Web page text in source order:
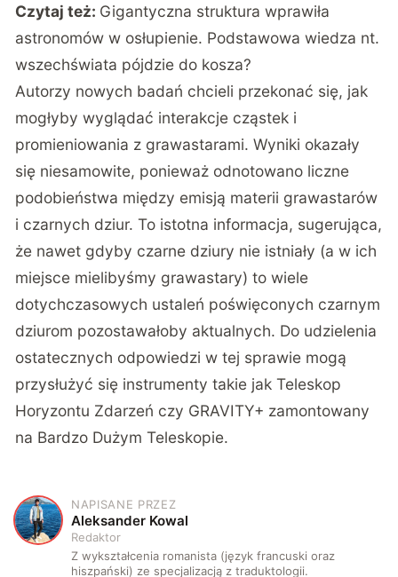
Czytaj też: Gigantyczna struktura wprawiła
astronomów w osłupienie. Podstawowa wiedza nt.
wszechświata pójdzie do kosza?
Autorzy nowych badań chcieli przekonać się, jak
mogłyby wyglądać interakcje cząstek i
promieniowania z grawastarami. Wyniki okazały
się niesamowite, ponieważ odnotowano liczne
podobieństwa między emisją materii grawastarów
i czarnych dziur. To istotna informacja, sugerująca,
że nawet gdyby czarne dziury nie istniały (a w ich
miejsce mielibyśmy grawastary) to wiele
dotychczasowych ustaleń poświęconych czarnym
dziurom pozostawałoby aktualnych. Do udzielenia
ostatecznych odpowiedzi w tej sprawie mogą
przysłużyć się instrumenty takie jak Teleskop
Horyzontu Zdarzeń czy GRAVITY+ zamontowany
na Bardzo Dużym Teleskopie.
A
NAPISANE PRZEZ
Aleksander Kowal
Redaktor
Z wykształcenia romanista (język francuski oraz
hiszpański) ze specjalizacją z traduktologii.